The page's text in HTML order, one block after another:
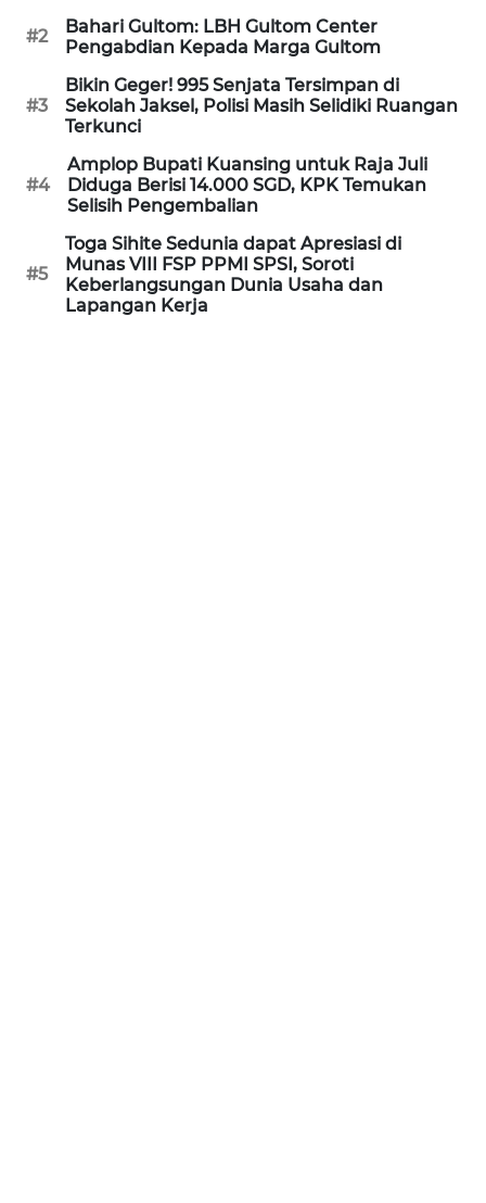
#2
Bahari Gultom: LBH Gultom Center
Pengabdian Kepada Marga Gultom
#3
Bikin Geger! 995 Senjata Tersimpan di
Sekolah Jaksel, Polisi Masih Selidiki Ruangan
Terkunci
#4
Amplop Bupati Kuansing untuk Raja Juli
Diduga Berisi 14.000 SGD, KPK Temukan
Selisih Pengembalian
#5
Toga Sihite Sedunia dapat Apresiasi di
Munas VIII FSP PPMI SPSI, Soroti
Keberlangsungan Dunia Usaha dan
Lapangan Kerja
PAPUA
WN
PAPUA
BARAT
WN
RIAU
WN
SERAMBI